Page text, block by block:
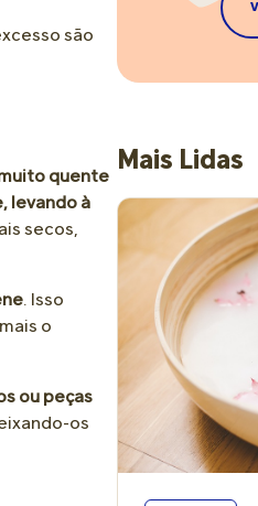
são
quente
levando à
secos,
. Isso
o
ou peças
os
Mais Lidas